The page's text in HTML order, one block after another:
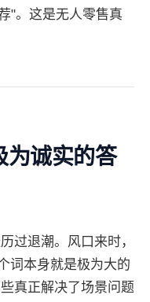
"。这是无人零售真
为诚实的答
过退潮。风口来时，
词本身就是极为大的
真正解决了场景问题